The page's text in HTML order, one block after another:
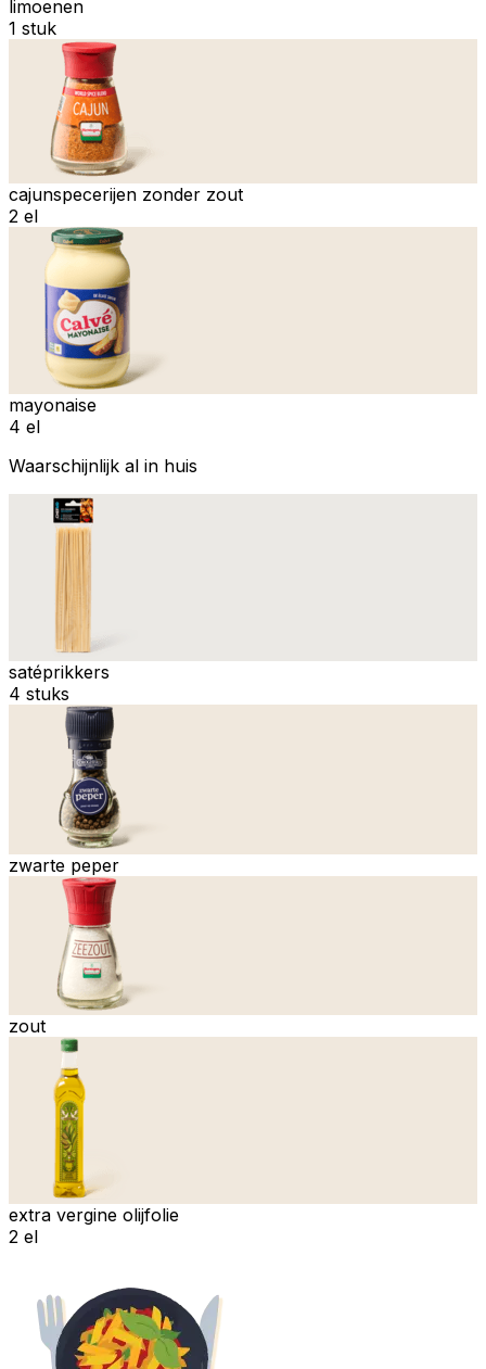
limoenen
1 stuk
cajunspecerijen zonder zout
2 el
mayonaise
4 el
Waarschijnlijk al in huis
satéprikkers
4 stuks
zwarte peper
zout
extra vergine olijfolie
2 el